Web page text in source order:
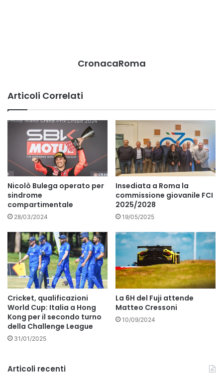
CronacaRoma
Articoli Correlati
Nicolò Bulega operato per
sindrome
compartimentale
28/03/2024
Insediata a Roma la
commissione giovanile FCI
2025/2028
19/05/2025
Cricket, qualificazioni
World Cup: Italia a Hong
Kong per il secondo turno
della Challenge League
31/01/2025
La 6H del Fuji attende
Matteo Cressoni
10/09/2024
Articoli recenti